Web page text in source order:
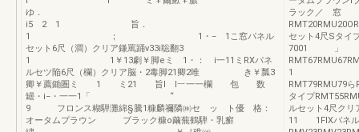
ゆ．
i5 2 1 旨．
1 ； 1・− 1こ窓パネル
セット6尺（澗）クリア鎌罵踊v33i聡翻3
1 1￥13劇￥脚eミ 1・： i一11ミRXパネ
ルセツ陥6尺（欄）クリア脳・2毒脚21卿2唯 き￥瓢3
卿￥薦鋤圏ミ 1 ミ21 旨l l︸一一欄 包 数
罎・i−・一一1「 “
9 フロンス糊騨灘綿§騰1糠麟禰隣㈱セ ッ ト優 格：
オータムプラウン ブラック糠o繭蕪鶴騨・乳癬
ラック／ 窓 ．
セット4尺Sタイ
7001 」
1 翻FIX
RMT79RMU79
タイプ
ルセット4尺ク
11 1FIXバネル